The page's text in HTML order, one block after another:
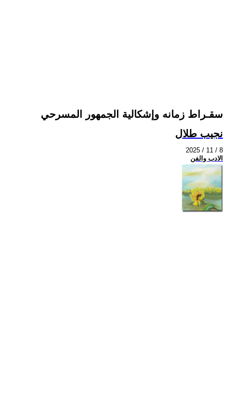
سقـراط زمانه وإشكالية الجمهور المسرحي
نجيب طلال
2025 / 11 / 8
الادب والفن